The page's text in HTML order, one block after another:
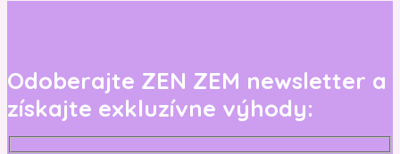
Odoberajte ZEN ZEM newsletter a
získajte exkluzívne výhody: